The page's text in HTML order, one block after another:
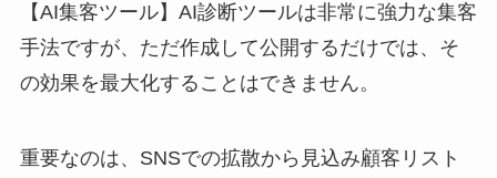
【AI集客ツール】AI診断ツールは非常に強力な集客
手法ですが、ただ作成して公開するだけでは、そ
の効果を最大化することはできません。
重要なのは、SNSでの拡散から見込み顧客リスト